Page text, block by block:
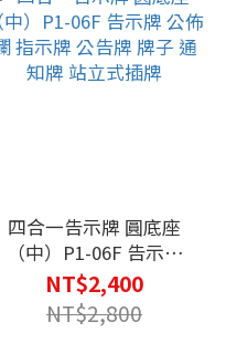
四合一告示牌 圓底座
（中）P1-06F 告示牌
公佈欄 指示牌 公告牌
牌子 通知牌 站立式插牌
NT$2,400
NT$2,800